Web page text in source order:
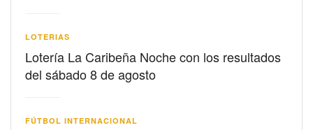
LOTERIAS
Lotería La Caribeña Noche con los resultados
del sábado 8 de agosto
FÚTBOL INTERNACIONAL